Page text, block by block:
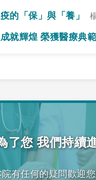
的「保」與「養」
到調整免疫力的效果
就輝煌 榮獲醫療典
了您 我們持續
有任何的疑問歡迎